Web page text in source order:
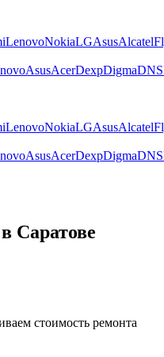
LenovoNokiaLGAsusAlcatel
AsusAcerDexpDigmaDNS
LenovoNokiaLGAsusAlcatel
AsusAcerDexpDigmaDNS
Саратове
стоимость ремонта